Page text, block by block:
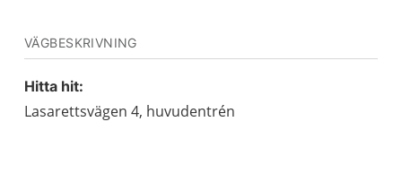
VÄGBESKRIVNING
Hitta hit:
Lasarettsvägen 4, huvudentrén